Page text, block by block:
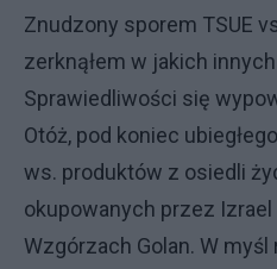
Znudzony sporem TSUE
zerknąłem w jakich
Sprawiedliwości się
Otóż, pod koniec
ws. produktów z osiedli
okupowanych przez
Wzgórzach Golan. W